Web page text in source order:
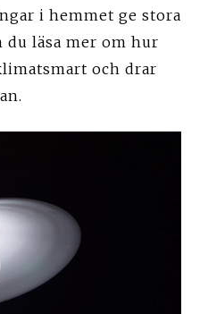
i hemmet ge stora
läsa mer om hur
och drar